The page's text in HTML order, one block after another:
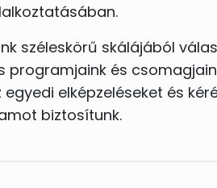
széleskörű skálájából
programjaink és
elképzeléseket és
biztosítunk.